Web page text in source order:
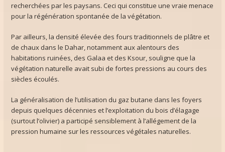
recherchées par les paysans. Ceci qui constitue une vraie menace
pour la régénération spontanée de la végétation.
Par ailleurs, la densité élevée des fours traditionnels de plâtre et
de chaux dans le Dahar, notamment aux alentours des
habitations ruinées, des Galaa et des Ksour, souligne que la
végétation naturelle avait subi de fortes pressions au cours des
siècles écoulés.
La généralisation de l’utilisation du gaz butane dans les foyers
depuis quelques décennies et l’exploitation du bois d’élagage
(surtout l’olivier) a participé sensiblement à l’allégement de la
pression humaine sur les ressources végétales naturelles.